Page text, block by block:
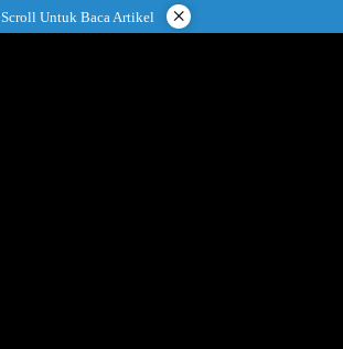
Scroll Untuk Baca Artikel ×